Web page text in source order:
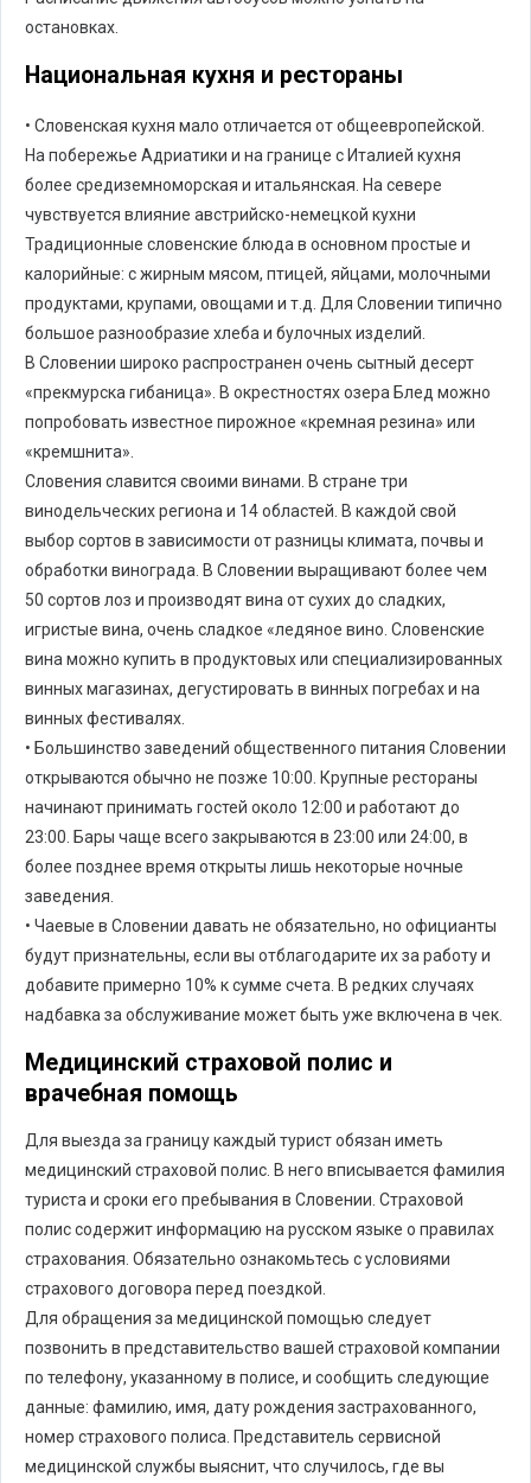
остановках.
Национальная кухня и рестораны
• Словенская кухня мало отличается от общеевропейской.
На побережье Адриатики и на границе с Италией кухня
более средиземноморская и итальянская. На севере
чувствуется влияние австрийско-немецкой кухни
Традиционные словенские блюда в основном простые и
калорийные: с жирным мясом, птицей, яйцами, молочными
продуктами, крупами, овощами и т.д. Для Словении типично
большое разнообразие хлеба и булочных изделий.
В Словении широко распространен очень сытный десерт
«прекмурска гибаница». В окрестностях озера Блед можно
попробовать известное пирожное «кремная резина» или
«кремшнита».
Словения славится своими винами. В стране три
винодельческих региона и 14 областей. В каждой свой
выбор сортов в зависимости от разницы климата, почвы и
обработки винограда. В Словении выращивают более чем
50 сортов лоз и производят вина от сухих до сладких,
игристые вина, очень сладкое «ледяное вино. Словенские
вина можно купить в продуктовых или специализированных
винных магазинах, дегустировать в винных погребах и на
винных фестивалях.
• Большинство заведений общественного питания Словении
открываются обычно не позже 10:00. Крупные рестораны
начинают принимать гостей около 12:00 и работают до
23:00. Бары чаще всего закрываются в 23:00 или 24:00, в
более позднее время открыты лишь некоторые ночные
заведения.
• Чаевые в Словении давать не обязательно, но официанты
будут признательны, если вы отблагодарите их за работу и
добавите примерно 10% к сумме счета. В редких случаях
надбавка за обслуживание может быть уже включена в чек.
Медицинский страховой полис и
врачебная помощь
Для выезда за границу каждый турист обязан иметь
медицинский страховой полис. В него вписывается фамилия
туриста и сроки его пребывания в Словении. Страховой
полис содержит информацию на русском языке о правилах
страхования. Обязательно ознакомьтесь с условиями
страхового договора перед поездкой.
Для обращения за медицинской помощью следует
позвонить в представительство вашей страховой компании
по телефону, указанному в полисе, и сообщить следующие
данные: фамилию, имя, дату рождения застрахованного,
номер страхового полиса. Представитель сервисной
медицинской службы выяснит, что случилось, где вы